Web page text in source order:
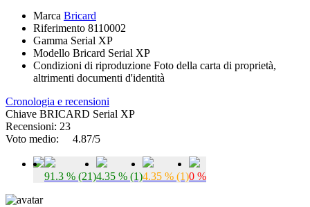
Marca Bricard
Riferimento 8110002
Gamma Serial XP
Modello Bricard Serial XP
Condizioni di riproduzione Foto della carta di proprietà,
altrimenti documenti d'identità
Cronologia e recensioni
Chiave BRICARD Serial XP
Recensioni: 23
Voto medio:
4.87/5
91.3 % (21)4.35 % (1)4.35 % (1)0 %